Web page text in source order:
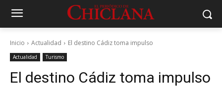
Inicio Actualidad El destino Cádiz toma impulso
Actualidad Turismo
El destino Cádiz toma impulso